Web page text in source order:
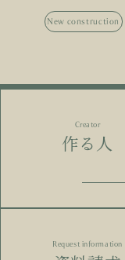
New construction
Creator
作る人
Request information